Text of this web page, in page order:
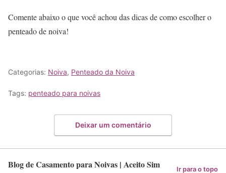
Comente abaixo o que você achou das dicas de como escolher o
penteado de noiva!
Categorias: Noiva, Penteado da Noiva
Tags: penteado para noivas
Deixar um comentário
Blog de Casamento para Noivas | Aceito Sim Ir para o topo